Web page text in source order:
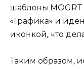
шаблоны MOGRT
«Графика» и
иконкой, что
Таким образом,